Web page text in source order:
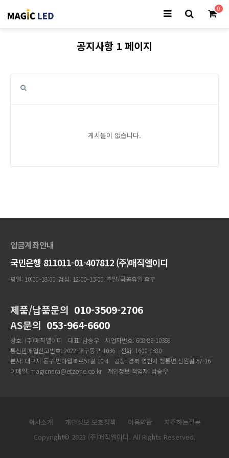
0
공지사항 1 페이지
게시물이 없습니다.
입금계좌안내
국민은행 811011-01-407812 (주)매직엘이디
평일: 10:00~18:00, 점심: 12:00~13:00, 주말/국공휴일 휴무
제품/납품문의 010-3509-2706
AS문의 053-964-6600
상호: (주)매직엘이디 대표: 남승우
사업자번호: 608-86-10359
통신판매업신고번호: 2022-대구동구-1036
전화: 1600-1580
본사: 대구시 동구 반야월북로57길 10-4
공장: 경북 영천시 청통면 신원길 57-16
이메일: magicnara@etzone.co.kr
개인정보 책임자: 남승우
회사소개 개인정보 보호정책 이용약관
자주하는질문
Copyright© 2023 (주)매직엘이디. All Rights Reserved.